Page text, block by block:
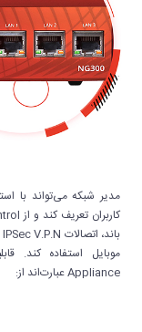
Appliance عبارت‌اند از: